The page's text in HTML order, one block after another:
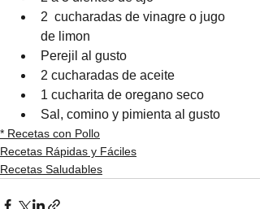
2  cucharadas de vinagre o jugo
de limon
Perejil al gusto
2 cucharadas de aceite
1 cucharita de oregano seco
Sal, comino y pimienta al gusto
* Recetas con Pollo
Recetas Rápidas y Fáciles
Recetas Saludables